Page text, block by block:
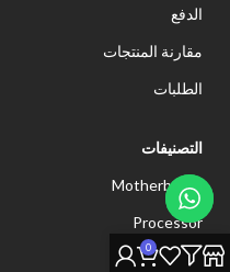
الدفع
مقارنة المنتجات
الطلبات
التصنيفات
Motherboard
Processor
Memory
0